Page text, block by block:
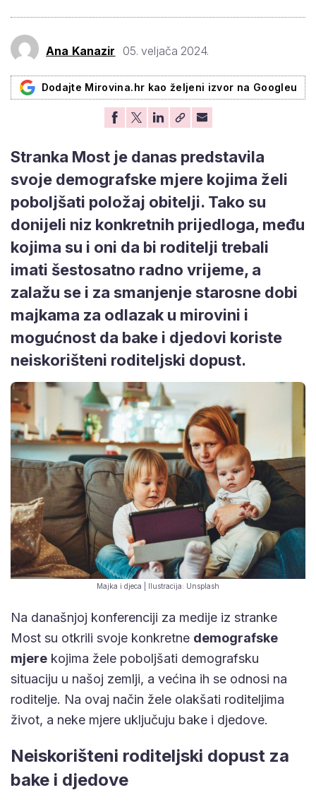
Ana Kanazir 05. veljača 2024.
Dodajte Mirovina.hr kao željeni izvor na Googleu
Stranka Most je danas predstavila
svoje demografske mjere kojima želi
poboljšati položaj obitelji. Tako su
donijeli niz konkretnih prijedloga, među
kojima su i oni da bi roditelji trebali
imati šestosatno radno vrijeme, a
zalažu se i za smanjenje starosne dobi
majkama za odlazak u mirovini i
mogućnost da bake i djedovi koriste
neiskorišteni roditeljski dopust.
Majka i djeca | Ilustracija: Unsplash
Na današnjoj konferenciji za medije iz stranke
Most su otkrili svoje konkretne demografske
mjere kojima žele poboljšati demografsku
situaciju u našoj zemlji, a većina ih se odnosi na
roditelje. Na ovaj način žele olakšati roditeljima
život, a neke mjere uključuju bake i djedove.
Neiskorišteni roditeljski dopust za
bake i djedove